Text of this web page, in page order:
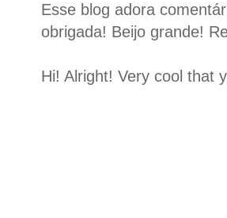
Esse blog adora
obrigada! Beijo grande!
Hi! Alright! Very cool that